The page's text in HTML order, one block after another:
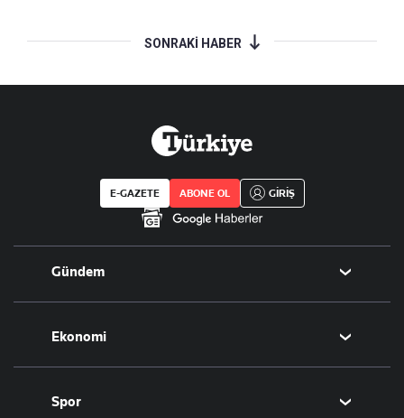
SONRAKİ HABER
E-GAZETE ABONE OL GİRİŞ
Gündem
Eğitim
Ekonomi
Altın
Spor